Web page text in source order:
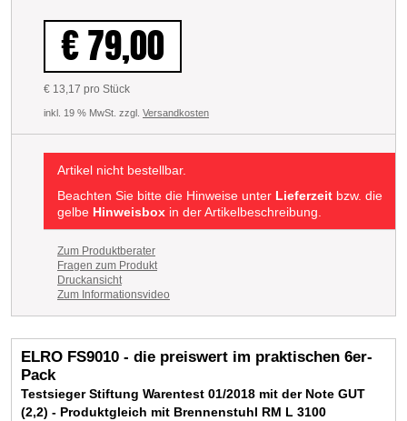
€ 79,00
€ 13,17 pro Stück
inkl. 19 % MwSt. zzgl. Versandkosten
Artikel nicht bestellbar.
Beachten Sie bitte die Hinweise unter Lieferzeit bzw. die
gelbe Hinweisbox in der Artikelbeschreibung.
Zum Produktberater
Fragen zum Produkt
Druckansicht
Zum Informationsvideo
ELRO FS9010 - die preiswert im praktischen 6er-
Pack
Testsieger Stiftung Warentest 01/2018 mit der Note GUT
(2,2) - Produktgleich mit Brennenstuhl RM L 3100